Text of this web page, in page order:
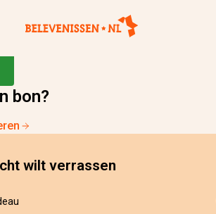
gekozen.
bon?
wilt verrassen